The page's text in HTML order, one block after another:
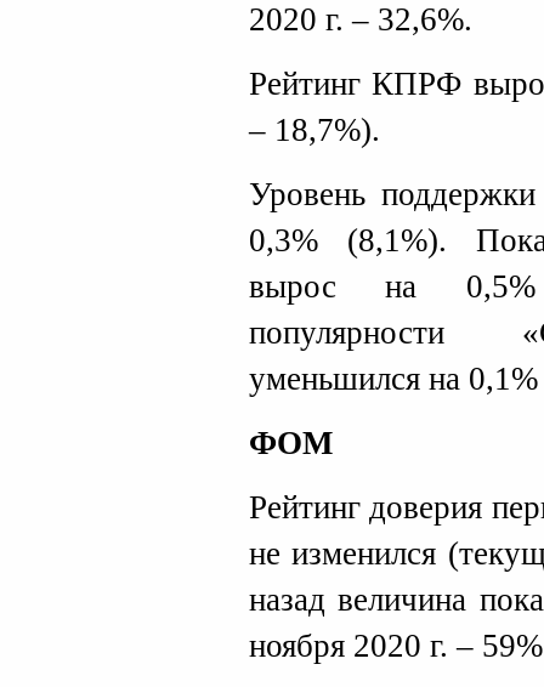
2020 г. – 32,6%.
Рейтинг КПРФ
– 18,7%).
Уровень
0,3% (8,1%).
вырос на
популярности
уменьшился на
ФОМ
Рейтинг доверия
не изменился
назад величина
ноября 2020 г. –